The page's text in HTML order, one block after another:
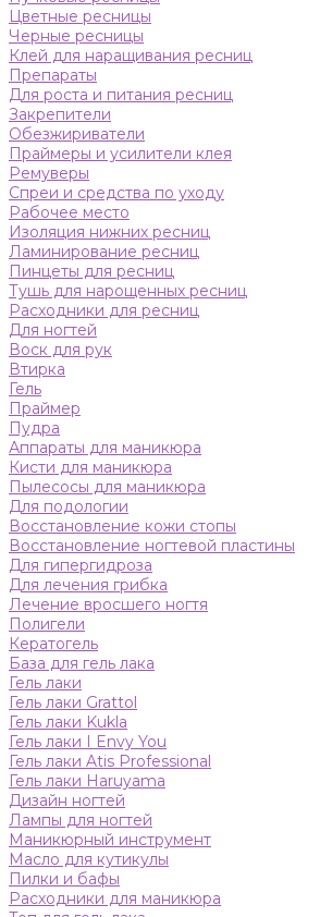
Цветные ресницы
Черные ресницы
Клей для наращивания ресниц
Препараты
Для роста и питания ресниц
Закрепители
Обезжириватели
Праймеры и усилители клея
Ремуверы
Спреи и средства по уходу
Рабочее место
Изоляция нижних ресниц
Ламинирование ресниц
Пинцеты для ресниц
Тушь для нарощенных ресниц
Расходники для ресниц
Для ногтей
Воск для рук
Втирка
Гель
Праймер
Пудра
Аппараты для маникюра
Кисти для маникюра
Пылесосы для маникюра
Для подологии
Восстановление кожи стопы
Восстановление ногтевой пластины
Для гипергидроза
Для лечения грибка
Лечение вросшего ногтя
Полигели
Кератогель
База для гель лака
Гель лаки
Гель лаки Grattol
Гель лаки Kukla
Гель лаки I Envy You
Гель лаки Atis Professional
Гель лаки Haruyama
Дизайн ногтей
Лампы для ногтей
Маникюрный инструмент
Масло для кутикулы
Пилки и бафы
Расходники для маникюра